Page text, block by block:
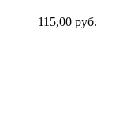
115,00 руб.